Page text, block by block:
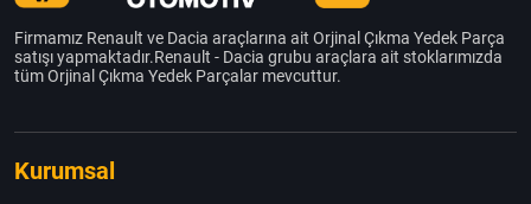
Firmamız Renault ve Dacia araçlarına ait Orjinal Çıkma Yedek Parça
satışı yapmaktadır.Renault - Dacia grubu araçlara ait stoklarımızda
tüm Orjinal Çıkma Yedek Parçalar mevcuttur.
Kurumsal